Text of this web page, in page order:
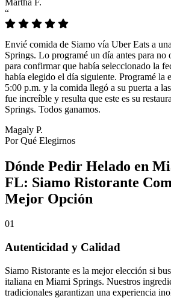
“
Envié comida de Siamo vía Uber Eats a
Springs. Lo programé un día antes para
para confirmar que había seleccionado la
había elegido el día siguiente. Programé la
5:00 p.m. y la comida llegó a su puerta a
fue increíble y resulta que este es su
Springs. Todos ganamos.
Magaly P.
Por Qué Elegirnos
Dónde Pedir Helado en
FL: Siamo Ristorante
Mejor Opción
01
Autenticidad y Calidad
Siamo Ristorante es la mejor elección si
italiana en Miami Springs. Nuestros
tradicionales garantizan una experiencia